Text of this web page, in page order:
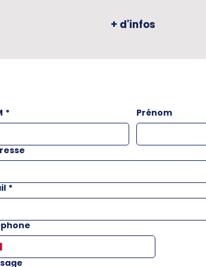
+ d'infos
* Prénom
*